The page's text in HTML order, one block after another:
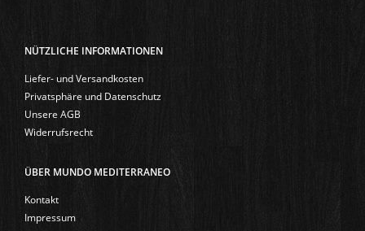
NÜTZLICHE INFORMATIONEN
Liefer- und Versandkosten
Privatsphäre und Datenschutz
Unsere AGB
Widerrufsrecht
ÜBER MUNDO MEDITERRANEO
Kontakt
Impressum